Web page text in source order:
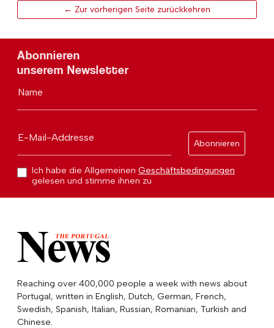
← Zur vorherigen Seite zurückkehren
Abonnieren
unserem Newsletter
Name
E-Mail-Addresse
Abonnieren
Ich habe die Allgemeinen Geschäftsbedingungen
gelesen und stimme ihnen zu
Reaching over 400,000 people a week with news about
Portugal, written in English, Dutch, German, French,
Swedish, Spanish, Italian, Russian, Romanian, Turkish and
Chinese.